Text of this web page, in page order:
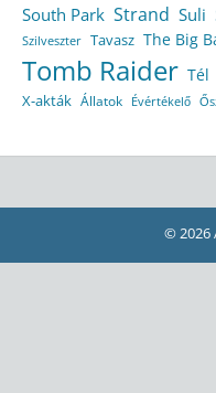
South Park Strand Suli
Szilveszter Tavasz The Big
Tomb Raider Tél
X-akták Állatok Évértékelő
© 2026